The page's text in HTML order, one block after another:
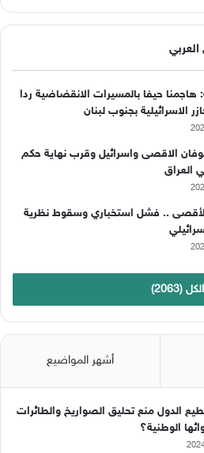
X
Y
u
T
ن
ت
ق
هاجمنا حيفا بالمسيرات الانقضاضية ردا
الاسرائيلية بجنوب لبنان
الاقصى واسرائيل وقرب نهاية حكم
العراق
.. فشل استخباري وسقوط نظرية
الكل (2063)
أشهر المواضيع
الدول منع تحليق الصواريخ والطائرات
الوطنية؟